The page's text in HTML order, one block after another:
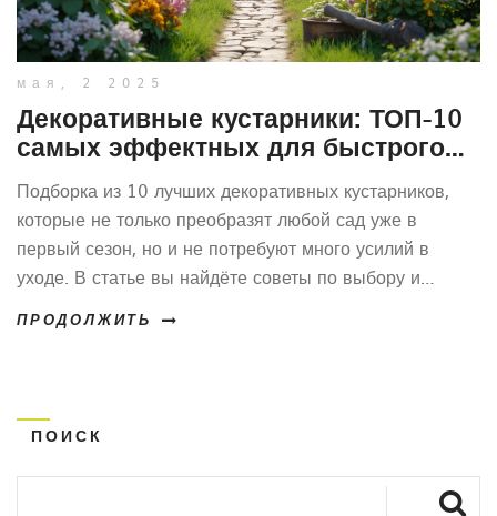
мая, 2 2025
Декоративные кустарники: ТОП-10
самых эффектных для быстрого
преображения вашего сада
Подборка из 10 лучших декоративных кустарников,
которые не только преобразят любой сад уже в
первый сезон, но и не потребуют много усилий в
уходе. В статье вы найдёте советы по выбору и
практические лайфхаки для создания настоящего
протяжении всего сезона. Узнайте, как выбрать самый
подходящий куст именно для вашего участка.
ПРОДОЛЖИТЬ
ПОИСК